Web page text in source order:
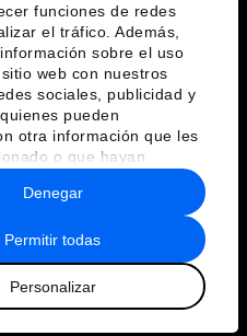
funciones de redes
el tráfico. Además,
sobre el uso
web con nuestros
sociales, publicidad y
pueden
otra información que les
o que hayan
del uso que haya
Permitir todas
Personalizar
Denegar
y normas de uso
Mundial